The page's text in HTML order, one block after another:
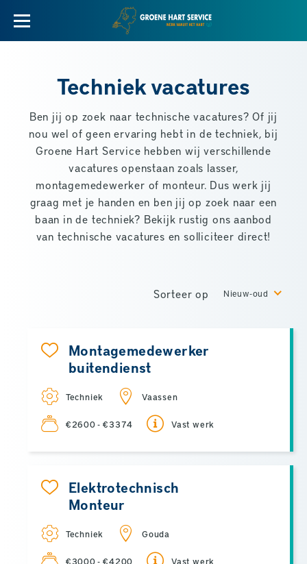
Techniek vacatures
Ben jij op zoek naar technische vacatures? Of jij
nou wel of geen ervaring hebt in de techniek, bij
Groene Hart Service hebben wij verschillende
vacatures openstaan zoals lasser,
montagemedewerker of monteur. Dus werk jij
graag met je handen en ben jij op zoek naar een
baan in de techniek? Bekijk rustig ons aanbod
van technische vacatures en solliciteer direct!
Sorteer op Nieuw-oud
Montagemedewerker
buitendienst
Techniek Vaassen
€2600 - €3374 Vast werk
Elektrotechnisch
Monteur
Techniek Gouda
€3000 - €4200 Vast werk